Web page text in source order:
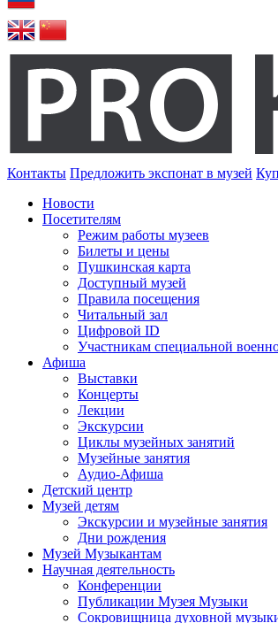
Контакты Предложить экспонат в музей
Новости
Посетителям
Режим работы музеев
Билеты и цены
Пушкинская карта
Доступный музей
Правила посещения
Читальный зал
Цифровой ID
Участникам специальной
Афиша
Выставки
Концерты
Лекции
Экскурсии
Циклы музейных занятий
Музейные занятия
Аудио-Афиша
Детский центр
Музей детям
Экскурсии и музейные занятия
Дни рождения
Музей Музыкантам
Научная деятельность
Конференции
Публикации Музея Музыки
Сокровищница духовной